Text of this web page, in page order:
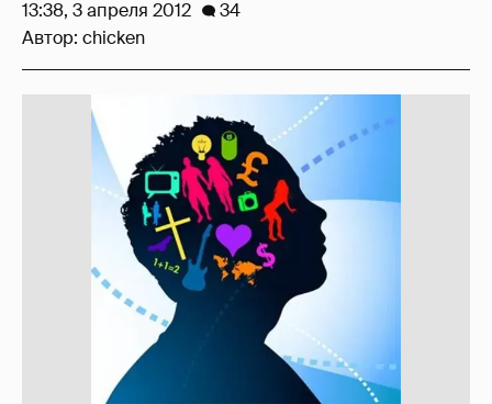
13:38, 3 апреля 2012
34
Автор: chicken